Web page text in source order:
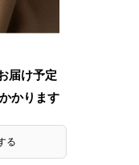
届け予定
かります
る